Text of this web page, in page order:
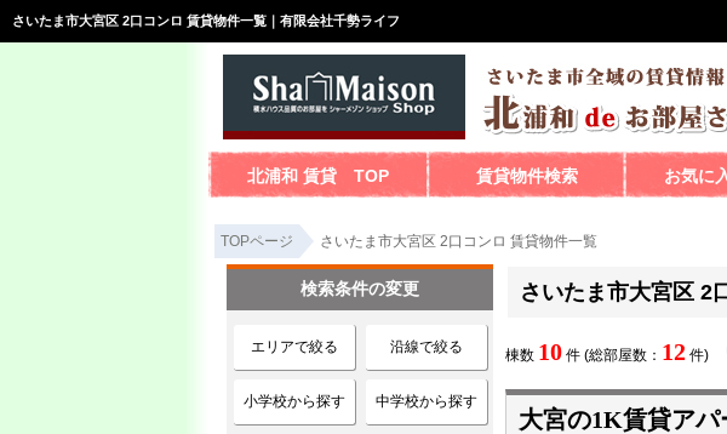
さいたま市大宮区 2口コンロ 賃貸物件一覧｜有限会社千勢ライフ
北浦和 賃貸 TOP 賃貸物件検索 お気に
TOPページ さいたま市大宮区 2口コンロ 賃貸物件一覧
さいたま市大宮区 2
棟数 10 件 (総部屋数： 12 件)
大宮の1K賃貸アパ
検索条件の変更
エリアで絞る 沿線で絞る
小学校から探す 中学校から探す